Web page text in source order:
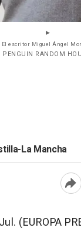
El escritor Miguel Ángel
PENGUIN RANDOM
La Mancha
(EUROPA